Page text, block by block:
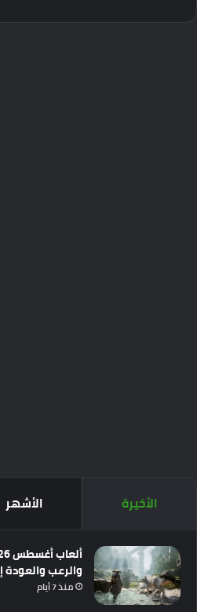
الأخيرة الأشهر
والرعب والعودة
منذ 7 أيام